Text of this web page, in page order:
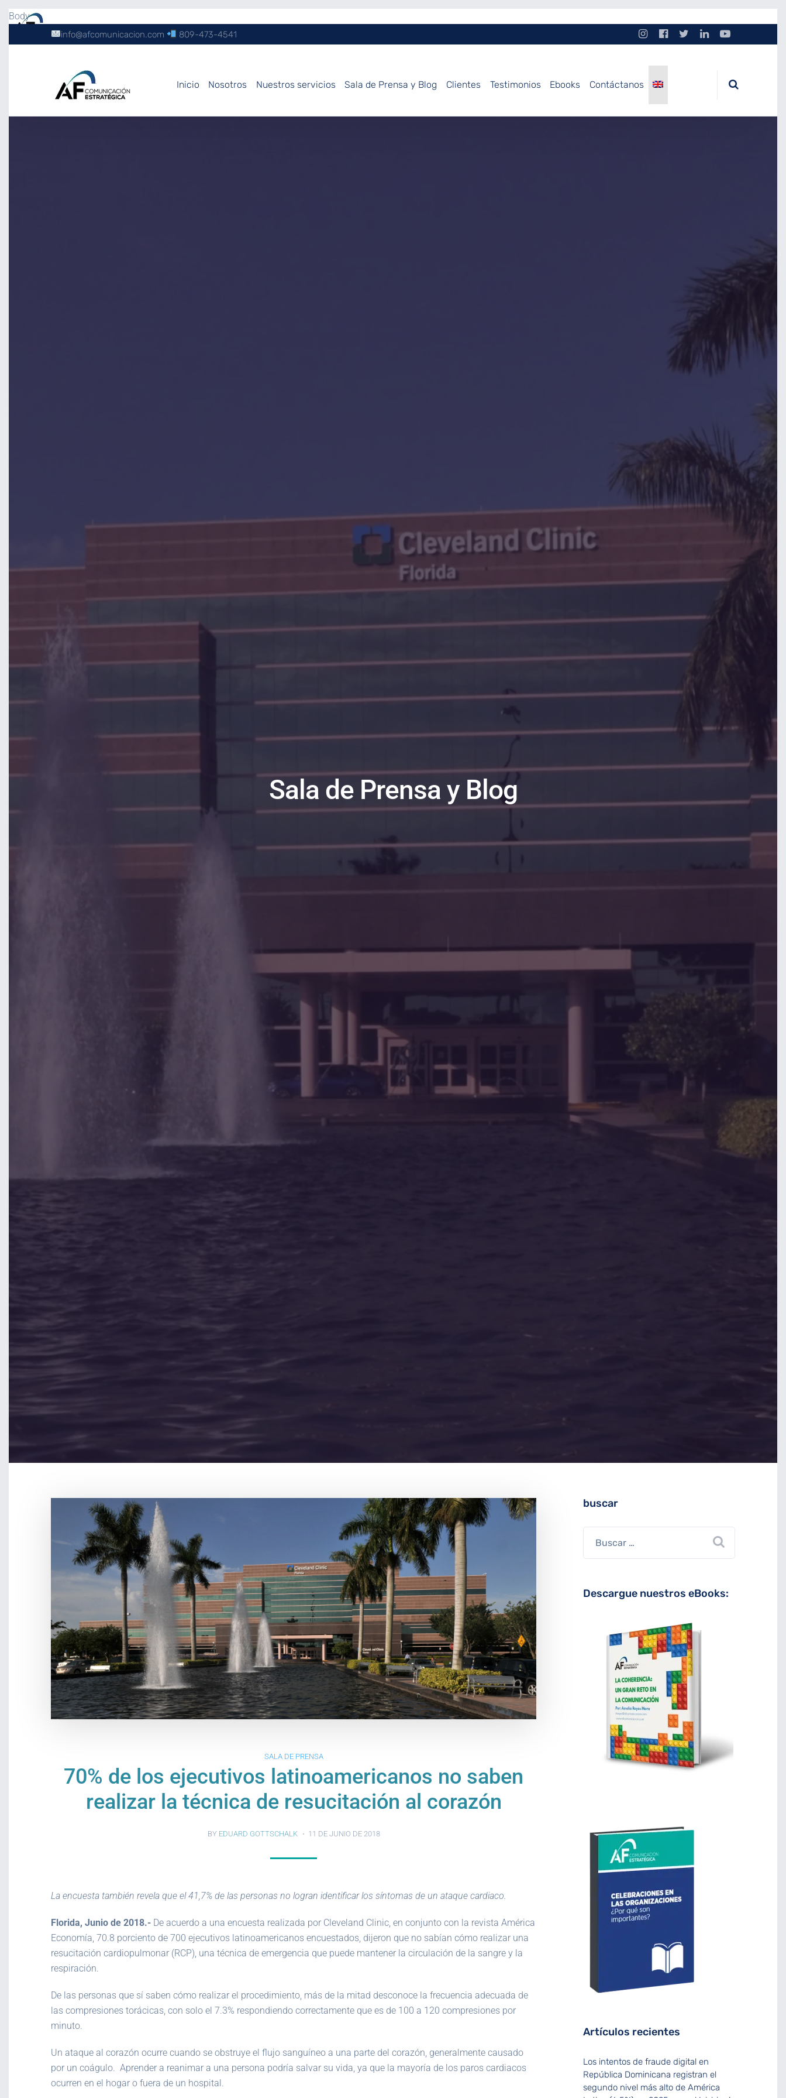
Body
info@afcomunicacion.com 809-473-4541
Inicio Nosotros Nuestros servicios Sala de Prensa y Blog Clientes Testimonios Ebooks Contáctanos
Sala de Prensa y Blog
SALA DE PRENSA
70% de los ejecutivos latinoamericanos no saben
realizar la técnica de resucitación al corazón
BY EDUARD GOTTSCHALK 11 DE JUNIO DE 2018
La encuesta también revela que el 41,7% de las personas no logran identificar los síntomas de un ataque cardiaco.
Florida, Junio de 2018.- De acuerdo a una encuesta realizada por Cleveland Clinic, en conjunto con la revista América
Economía, 70.8 porciento de 700 ejecutivos latinoamericanos encuestados, dijeron que no sabían cómo realizar una
resucitación cardiopulmonar (RCP), una técnica de emergencia que puede mantener la circulación de la sangre y la
respiración.
De las personas que sí saben cómo realizar el procedimiento, más de la mitad desconoce la frecuencia adecuada de
las compresiones torácicas, con solo el 7.3% respondiendo correctamente que es de 100 a 120 compresiones por
minuto.
Un ataque al corazón ocurre cuando se obstruye el flujo sanguíneo a una parte del corazón, generalmente causado
por un coágulo. Aprender a reanimar a una persona podría salvar su vida, ya que la mayoría de los paros cardiacos
ocurren en el hogar o fuera de un hospital.
buscar
Descargue nuestros eBooks:
Artículos recientes
Los intentos de fraude digital en
República Dominicana registran el
segundo nivel más alto de América